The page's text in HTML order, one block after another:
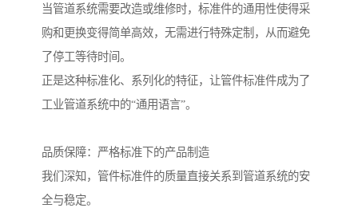
当管道系统需要改造或维修时，标准件的通用性使得采
购和更换变得简单高效，无需进行特殊定制，从而避免
了停工等待时间。
正是这种标准化、系列化的特征，让管件标准件成为了
工业管道系统中的“通用语言”。
品质保障：严格标准下的产品制造
我们深知，管件标准件的质量直接关系到管道系统的安
全与稳定。